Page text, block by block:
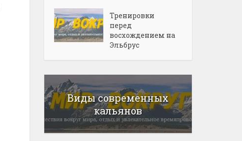
Тренировки
перед
восхождением на
Эльбрус
Виды современных
кальянов